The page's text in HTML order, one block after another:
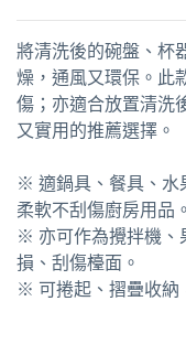
將清洗後的碗盤、杯
燥，通風又環保。此
傷；亦適合放置清洗
又實用的推薦選擇。
※ 適鍋具、餐具、水
柔軟不刮傷廚房用品。
※ 亦可作為攪拌機、
損、刮傷檯面。
※ 可捲起、摺疊收納